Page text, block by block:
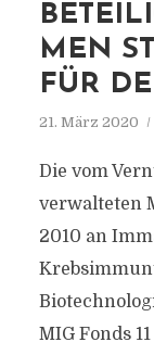
MEN
FÜR
21. März 2020
Die vom
verwalteten
2010 an
MIG Fonds